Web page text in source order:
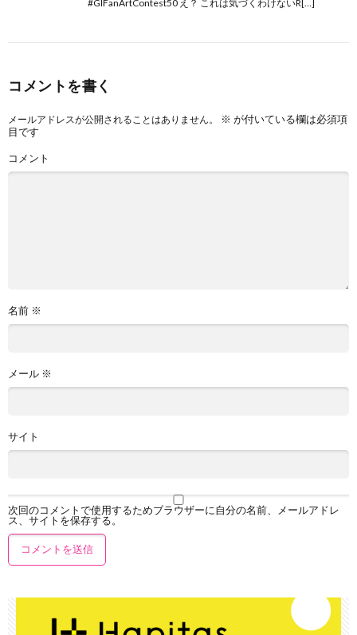
#GIFanArtContest50 え？ これは気づくわけないR[…]
コメントを書く
メールアドレスが公開されることはありません。 ※ が付いている欄は必須項
目です
コメント
名前 ※
メール ※
サイト
次回のコメントで使用するためブラウザーに自分の名前、メールアドレ
ス、サイトを保存する。